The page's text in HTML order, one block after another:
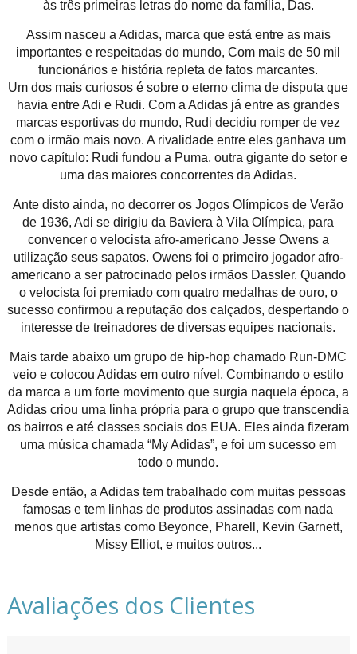
às três primeiras letras do nome da família, Das.
Assim nasceu a Adidas, marca que está entre as mais
importantes e respeitadas do mundo, Com mais de 50 mil
funcionários e história repleta de fatos marcantes.
Um dos mais curiosos é sobre o eterno clima de disputa que
havia entre Adi e Rudi. Com a Adidas já entre as grandes
marcas esportivas do mundo, Rudi decidiu romper de vez
com o irmão mais novo. A rivalidade entre eles ganhava um
novo capítulo: Rudi fundou a Puma, outra gigante do setor e
uma das maiores concorrentes da Adidas.
Ante disto ainda, no decorrer os Jogos Olímpicos de Verão
de 1936, Adi se dirigiu da Baviera à Vila Olímpica, para
convencer o velocista afro-americano Jesse Owens a
utilização seus sapatos. Owens foi o primeiro jogador afro-
americano a ser patrocinado pelos irmãos Dassler. Quando
o velocista foi premiado com quatro medalhas de ouro, o
sucesso confirmou a reputação dos calçados, despertando o
interesse de treinadores de diversas equipes nacionais.
Mais tarde abaixo um grupo de hip-hop chamado Run-DMC
veio e colocou Adidas em outro nível. Combinando o estilo
da marca a um forte movimento que surgia naquela época, a
Adidas criou uma linha própria para o grupo que transcendia
os bairros e até classes sociais dos EUA. Eles ainda fizeram
uma música chamada “My Adidas”, e foi um sucesso em
todo o mundo.
Desde então, a Adidas tem trabalhado com muitas pessoas
famosas e tem linhas de produtos assinadas com nada
menos que artistas como Beyonce, Pharell, Kevin Garnett,
Missy Elliot, e muitos outros...
Avaliações dos Clientes